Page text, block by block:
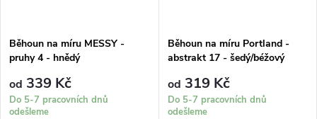
Běhoun na míru MESSY -
pruhy 4 - hnědý
od 339 Kč
Do 5-7 pracovních dnů
odešleme
Běhoun na míru Portland -
abstrakt 17 - šedý/béžový
od 319 Kč
Do 5-7 pracovních dnů
odešleme